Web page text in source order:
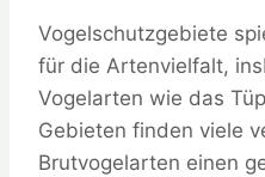
Vogelschutzgebiete
für die Artenvielfalt,
Vogelarten wie das
Gebieten finden viele
Brutvogelarten einen